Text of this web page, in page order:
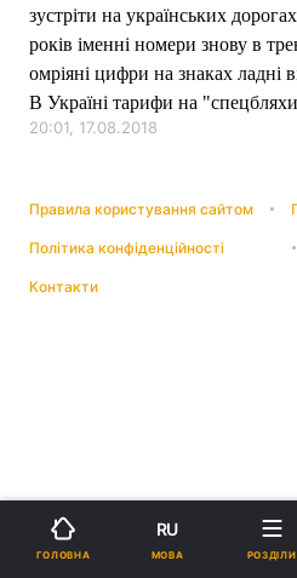
зустріти на українських
років іменні номери знову в
омріяні цифри на знаках ладні
В Україні тарифи на
20:01, 17.08.2018
Правила користування сайтом
Політика конфіденційності
Контакти
ГОЛОВНА
RU
МОВА РОЗДІЛИ